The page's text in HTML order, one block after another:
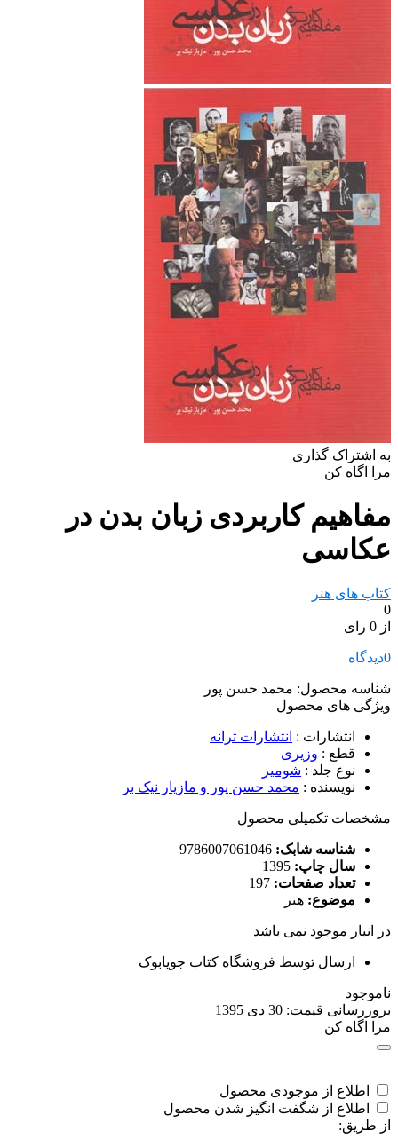
به اشتراک گذاری
مرا اگاه کن
مفاهیم کاربردی زبان بدن در
عکاسی
کتاب های هنر
0
از 0 رای
0دیدگاه
شناسه محصول: محمد حسن پور
ویژگی های محصول
انتشارات : انتشارات ترانه
قطع : وزیری
نوع جلد : شومیز
نویسنده : محمد حسن پور و مازیار نیک بر
مشخصات تکمیلی محصول
شناسه شابک:
سال چاپ:
تعداد صفحات:
موضوع: هنر
در انبار موجود نمی باشد
ارسال توسط فروشگاه کتاب جویابوک
ناموجود
بروزرسانی قیمت: 30 دی 1395
مرا اگاه کن
اطلاع از موجودی محصول
اطلاع از شگفت انگیز شدن محصول
از طریق: